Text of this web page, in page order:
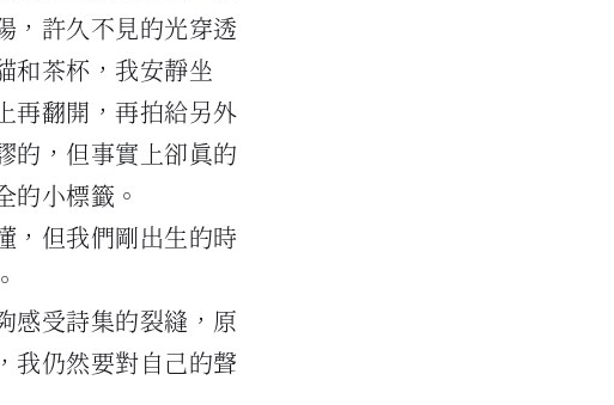
，許久不見的光穿透
和茶杯，我安靜坐
再翻開，再拍給另外
的，但事實上卻真的
的小標籤。
，但我們剛出生的時
感受詩集的裂縫，原
我仍然要對自己的聲